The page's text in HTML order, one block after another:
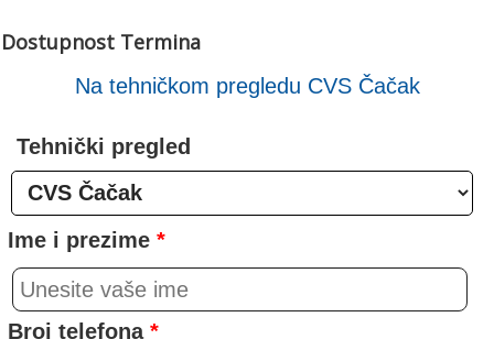
Dostupnost Termina
Na tehničkom pregledu CVS Čačak
Tehnički pregled
Ime i prezime *
Broj telefona *